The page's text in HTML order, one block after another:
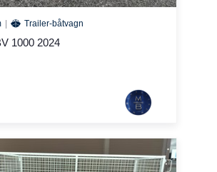
Trailer-båtvagn
1000 2024